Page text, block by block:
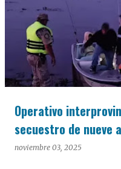
Operativo
secuestro de nueve
noviembre 03, 2025